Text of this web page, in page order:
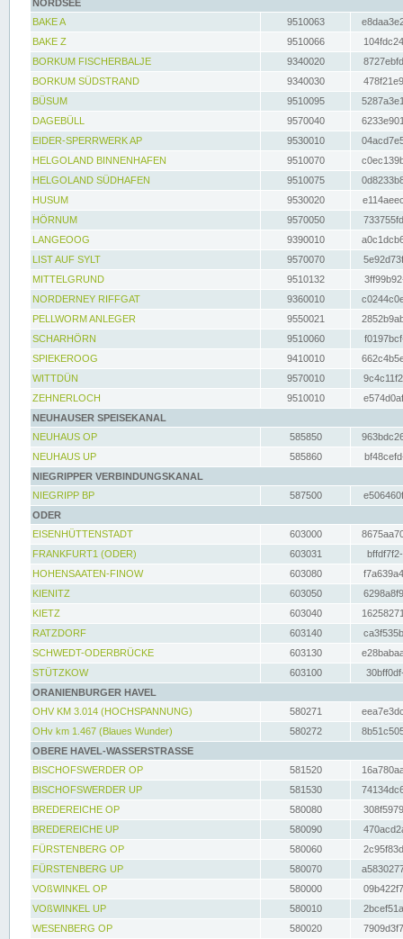
NORDSEE
BAKE A
9510063
BAKE Z
9510066
BORKUM FISCHERBALJE
9340020
BORKUM SÜDSTRAND
9340030
BÜSUM
9510095
DAGEBÜLL
9570040
EIDER-SPERRWERK AP
9530010
HELGOLAND BINNENHAFEN
9510070
HELGOLAND SÜDHAFEN
9510075
HUSUM
9530020
HÖRNUM
9570050
LANGEOOG
9390010
LIST AUF SYLT
9570070
MITTELGRUND
9510132
NORDERNEY RIFFGAT
9360010
PELLWORM ANLEGER
9550021
SCHARHÖRN
9510060
SPIEKEROOG
9410010
WITTDÜN
9570010
ZEHNERLOCH
9510010
NEUHAUSER SPEISEKANAL
NEUHAUS OP
585850
NEUHAUS UP
585860
NIEGRIPPER VERBINDUNGSKANAL
NIEGRIPP BP
587500
ODER
EISENHÜTTENSTADT
603000
FRANKFURT1 (ODER)
603031
HOHENSAATEN-FINOW
603080
KIENITZ
603050
KIETZ
603040
RATZDORF
603140
SCHWEDT-ODERBRÜCKE
603130
STÜTZKOW
603100
ORANIENBURGER HAVEL
OHV KM 3.014 (HOCHSPANNUNG)
580271
OHv km 1.467 (Blaues Wunder)
580272
OBERE HAVEL-WASSERSTRASSE
BISCHOFSWERDER OP
581520
BISCHOFSWERDER UP
581530
BREDEREICHE OP
580080
BREDEREICHE UP
580090
FÜRSTENBERG OP
580060
FÜRSTENBERG UP
580070
VOßWINKEL OP
580000
VOßWINKEL UP
580010
WESENBERG OP
580020